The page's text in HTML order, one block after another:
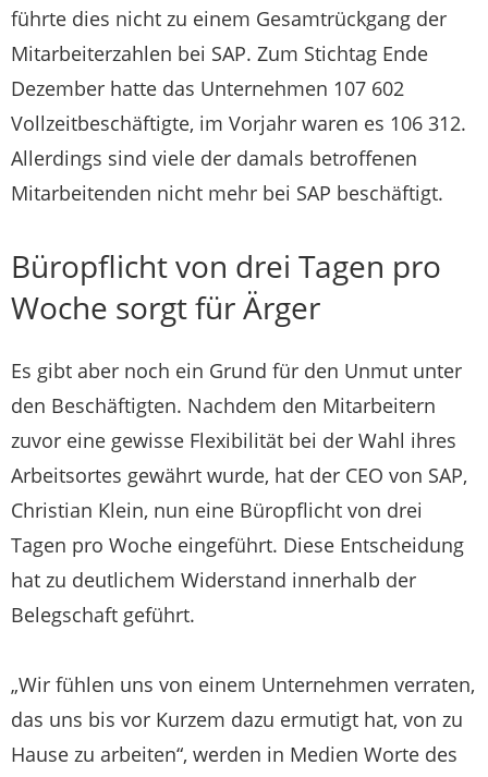
führte dies nicht zu einem Gesamtrückgang der
Mitarbeiterzahlen bei SAP. Zum Stichtag Ende
Dezember hatte das Unternehmen 107 602
Vollzeitbeschäftigte, im Vorjahr waren es 106 312.
Allerdings sind viele der damals betroffenen
Mitarbeitenden nicht mehr bei SAP beschäftigt.
Büropflicht von drei Tagen pro
Woche sorgt für Ärger
Es gibt aber noch ein Grund für den Unmut unter
den Beschäftigten. Nachdem den Mitarbeitern
zuvor eine gewisse Flexibilität bei der Wahl ihres
Arbeitsortes gewährt wurde, hat der CEO von SAP,
Christian Klein, nun eine Büropflicht von drei
Tagen pro Woche eingeführt. Diese Entscheidung
hat zu deutlichem Widerstand innerhalb der
Belegschaft geführt.
„Wir fühlen uns von einem Unternehmen verraten,
das uns bis vor Kurzem dazu ermutigt hat, von zu
Hause zu arbeiten“, werden in Medien Worte des